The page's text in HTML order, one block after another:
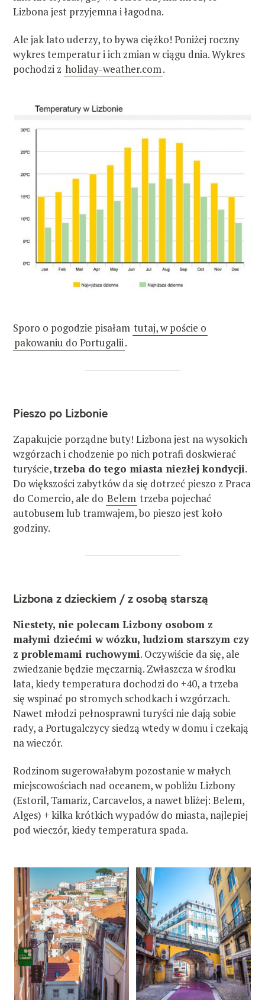
Lizbona jest przyjemna i łagodna.
Ale jak lato uderzy, to bywa ciężko! Poniżej roczny
wykres temperatur i ich zmian w ciągu dnia. Wykres
pochodzi z holiday-weather.com.
Sporo o pogodzie pisałam tutaj, w poście o
pakowaniu do Portugalii.
Pieszo po Lizbonie
Zapakujcie porządne buty! Lizbona jest na wysokich
wzgórzach i chodzenie po nich potrafi doskwierać
turyście,trzeba do tego miasta niezłej kondycji.
Do większości zabytków da się dotrzeć pieszo z Praca
do Comercio, ale do Belem trzeba pojechać
autobusem lub tramwajem, bo pieszo jest koło
godziny.
Lizbona z dzieckiem / z osobą starszą
Niestety, nie polecam Lizbony osobom z
małymi dziećmi w wózku, ludziom starszym czy
z problemami ruchowymi. Oczywiście da się, ale
zwiedzanie będzie męczarnią. Zwłaszcza w środku
lata, kiedy temperatura dochodzi do +40, a trzeba
się wspinać po stromych schodkach i wzgórzach.
Nawet młodzi pełnosprawni turyści nie dają sobie
rady, a Portugalczycy siedzą wtedy w domu i czekają
na wieczór.
Rodzinom sugerowałabym pozostanie w małych
miejscowościach nad oceanem, w pobliżu Lizbony
(Estoril, Tamariz, Carcavelos, a nawet bliżej: Belem,
Alges) + kilka krótkich wypadów do miasta, najlepiej
pod wieczór, kiedy temperatura spada.